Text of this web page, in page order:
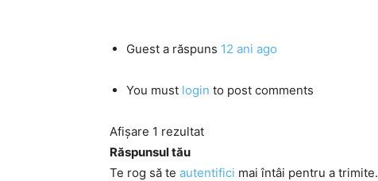
Guest a răspuns 12 ani ago
You must login to post comments
Afișare 1 rezultat
Răspunsul tău
Te rog să te autentifici mai întâi pentru a trimite.